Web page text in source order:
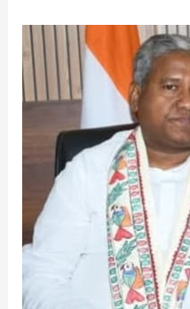
मतदाता
सूची
की
शुद्धि
का
विरोध
लोकतंत्र
को
कमजोर
चाहता